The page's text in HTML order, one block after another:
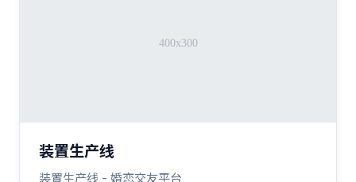
装置生产线
装置生产线 - 婚恋交友平台